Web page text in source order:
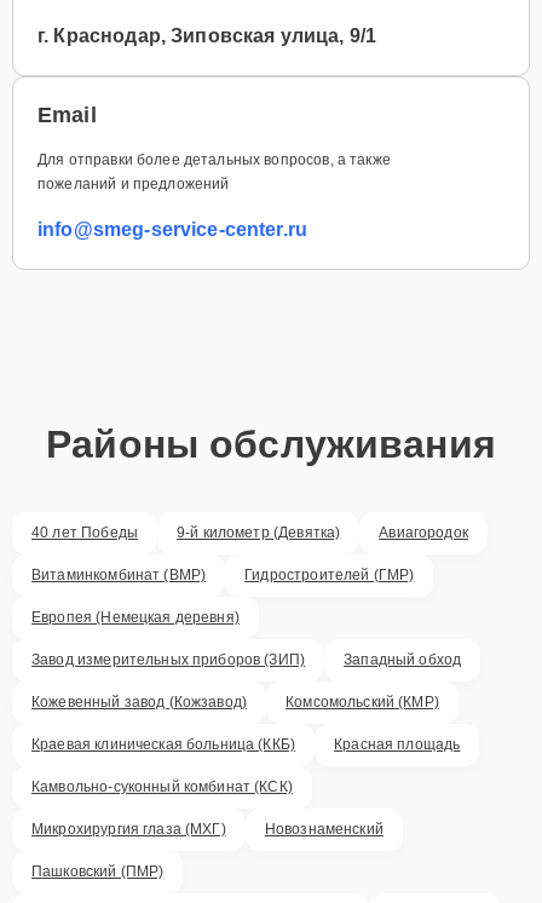
г. Краснодар, Зиповская улица, 9/1
Email
Для отправки более детальных вопросов, а также
пожеланий и предложений
info@smeg-service-center.ru
Районы обслуживания
40 лет Победы 9-й километр (Девятка) Авиагородок
Витаминкомбинат (ВМР) Гидростроителей (ГМР)
Европея (Немецкая деревня)
Завод измерительных приборов (ЗИП) Западный обход
Кожевенный завод (Кожзавод) Комсомольский (КМР)
Краевая клиническая больница (ККБ) Красная площадь
Камвольно-суконный комбинат (КСК)
Микрохирургия глаза (МХГ) Новознаменский
Пашковский (ПМР)